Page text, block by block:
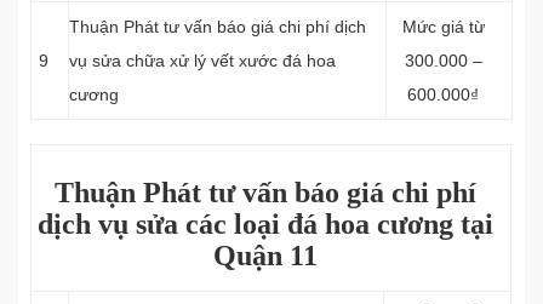
9
Thuận Phát tư vấn báo giá chi phí dịch
vụ sửa chữa xử lý vết xước đá hoa
cương
Mức giá từ
300.000 –
600.000₫
Thuận Phát tư vấn báo giá chi phí
dịch vụ sửa các loại đá hoa cương tại
Quận 11